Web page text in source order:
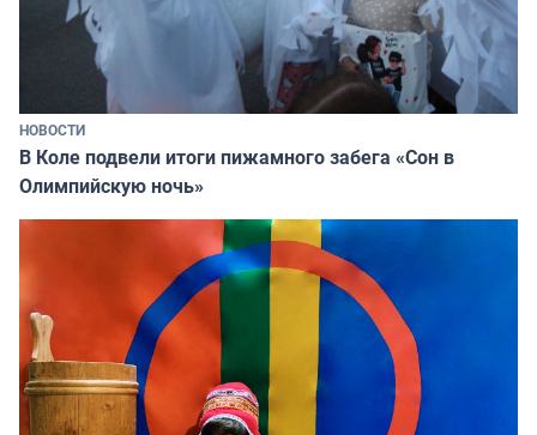
НОВОСТИ
В Коле подвели итоги пижамного забега «Сон в
Олимпийскую ночь»